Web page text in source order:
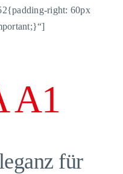
right: 60px
A1
für